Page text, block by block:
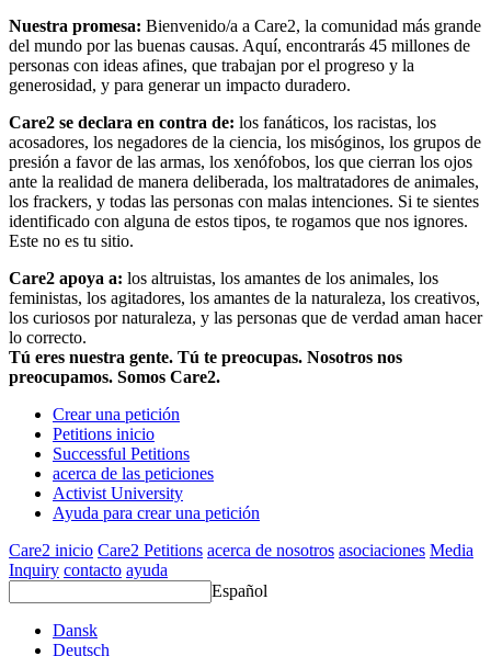
Nuestra promesa: Bienvenido/a a Care2, la comunidad más grande
del mundo por las buenas causas. Aquí, encontrarás 45 millones de
personas con ideas afines, que trabajan por el progreso y la
generosidad, y para generar un impacto duradero.
Care2 se declara en contra de: los fanáticos, los racistas, los
acosadores, los negadores de la ciencia, los misóginos, los grupos de
presión a favor de las armas, los xenófobos, los que cierran los ojos
ante la realidad de manera deliberada, los maltratadores de animales,
los frackers, y todas las personas con malas intenciones. Si te sientes
identificado con alguna de estos tipos, te rogamos que nos ignores.
Este no es tu sitio.
Care2 apoya a: los altruistas, los amantes de los animales, los
feministas, los agitadores, los amantes de la naturaleza, los creativos,
los curiosos por naturaleza, y las personas que de verdad aman hacer
lo correcto.
Tú eres nuestra gente. Tú te preocupas. Nosotros nos
preocupamos. Somos Care2.
Crear una petición
Petitions inicio
Successful Petitions
acerca de las peticiones
Activist University
Ayuda para crear una petición
Care2 inicio Care2 Petitions acerca de nosotros asociaciones Media
Inquiry contacto ayuda
Español
Dansk
Deutsch